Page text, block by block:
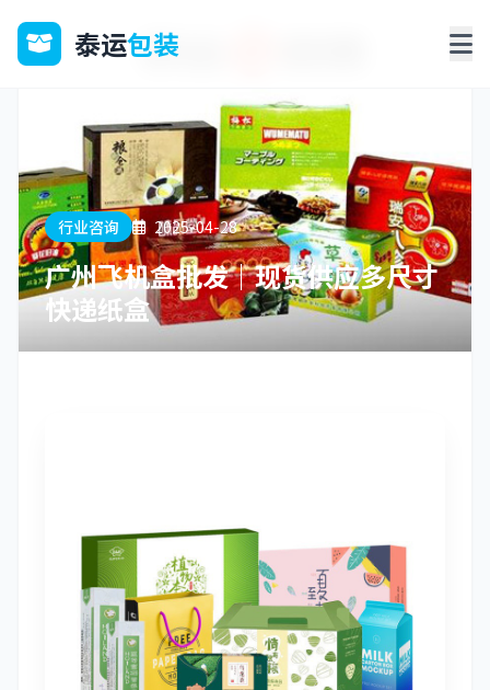
泰运包装
行业咨询 2025-04-28
广州飞机盒批发｜现货供应多尺寸
快递纸盒